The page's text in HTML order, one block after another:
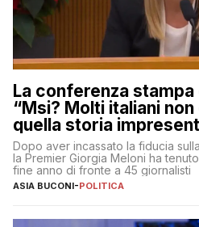
La conferenza stampa
“Msi? Molti italiani
quella storia
al 25 aprile”
Dopo aver incassato la fiducia
la Premier Giorgia Meloni ha
fine anno di fronte a 45 giornalisti
ASIA BUCONI-POLITICA